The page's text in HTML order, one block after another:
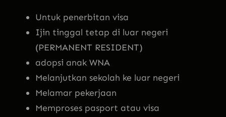
Untuk penerbitan visa
Ijin tinggal tetap di luar negeri
(PERMANENT RESIDENT)
adopsi anak WNA
Melanjutkan sekolah ke luar negeri
Melamar pekerjaan
Memproses pasport atau visa